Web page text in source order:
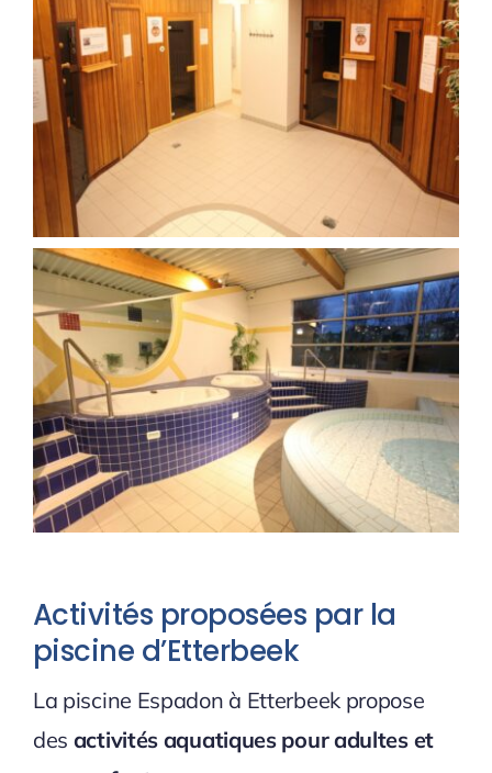
Activités proposées par la
piscine d’Etterbeek
La piscine Espadon à Etterbeek propose
des activités aquatiques pour adultes et